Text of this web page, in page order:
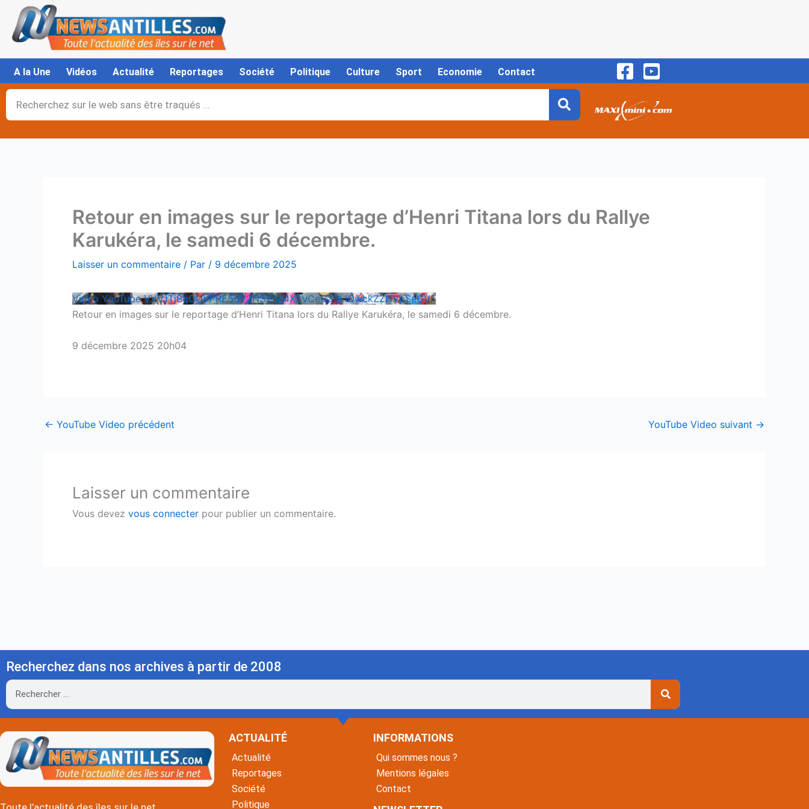
contenu
A la Une Vidéos Actualité Reportages Société Politique Culture Sport Economie Contact
Rechercher
Retour en images sur le reportage d’Henri Titana lors du Rallye
Karukéra, le samedi 6 décembre.
Laisser un commentaire / Par / 9 décembre 2025
Vidéo YouTube VVVJTjBqOUVPRE5qV2NSVng4X2VCeGZ3LlQwckZZNVpSeGVF
Retour en images sur le reportage d’Henri Titana lors du Rallye Karukéra, le samedi 6 décembre.
9 décembre 2025 20h04
← YouTube Video précédent YouTube Video suivant →
Laisser un commentaire
Vous devez vous connecter pour publier un commentaire.
Recherchez dans nos archives à partir de 2008
Rechercher
ACTUALITÉ
Actualité
Reportages
Société
Politique
INFORMATIONS
Qui sommes nous ?
Mentions légales
Contact